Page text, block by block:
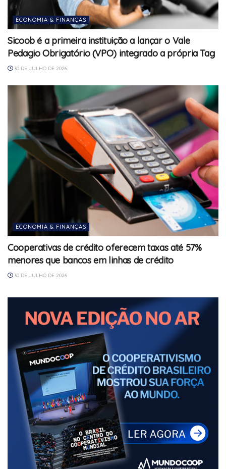
ECONOMIA & FINANÇAS
Sicoob é a primeira instituição a lançar o Vale
Pedagio Obrigatório (VPO) integrado a própria Tag
30 DE JULHO DE 2026
ECONOMIA & FINANÇAS
Cooperativas de crédito oferecem taxas até 57%
menores que bancos em linhas de crédito
30 DE JULHO DE 2026